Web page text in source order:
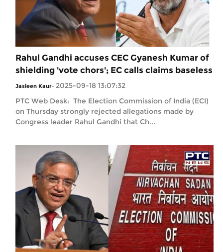
Rahul Gandhi accuses CEC Gyanesh Kumar of
shielding 'vote chors'; EC calls claims baseless
Jasleen Kaur- 2025-09-18 13:07:32
PTC Web Desk: The Election Commission of India (ECI)
on Thursday strongly rejected allegations made by
Congress leader Rahul Gandhi that Ch...